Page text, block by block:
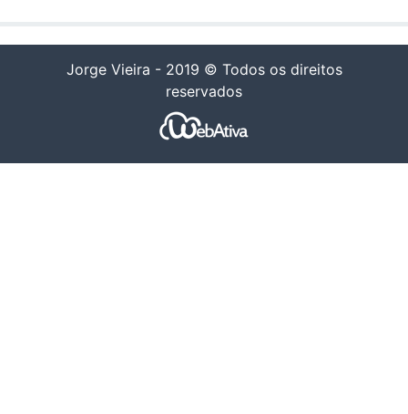
Jorge Vieira - 2019 © Todos os direitos
reservados